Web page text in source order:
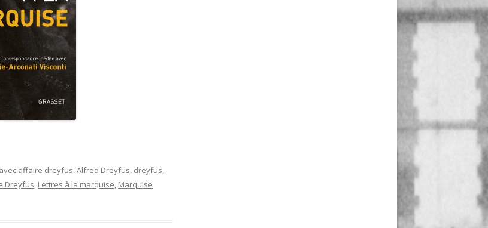
affaire dreyfus,Alfred Dreyfus, dreyfus,
Dreyfus, Lettres à la marquise, Marquise